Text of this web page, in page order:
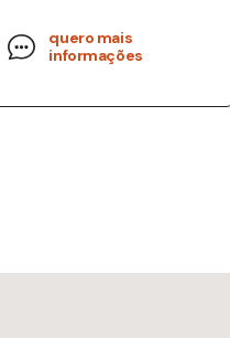
quero mais
informações